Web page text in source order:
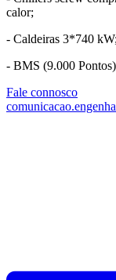
calor;​
- Caldeiras 3*740 kW;​
- BMS (9.000
Fale connosco